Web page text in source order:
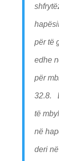
për të
edhe
për
32.8.
të
në
deri